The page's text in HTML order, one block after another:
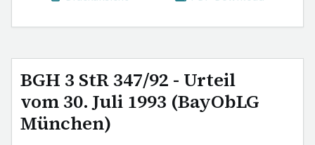
BGH 3 StR 347/92 - Urteil
vom 30. Juli 1993 (BayObLG
München)